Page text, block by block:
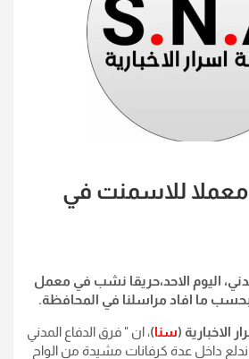
معملا للاسمنت في
اليوم الاحد،حريقا نشب في معمل
ما افاد مراسلنا في المحافظة.
الاخبارية (سنا)، ان " فرق الدفاع المدني
داخل عدة كرفانات مشيدة من الواح